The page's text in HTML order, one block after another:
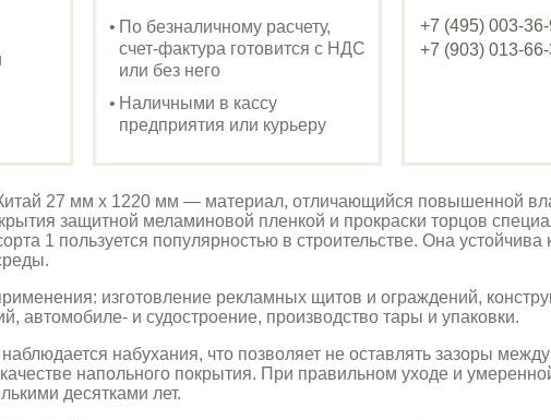
По безналичному расчету,
счет-фактура готовится с НДС
или без него
Наличными в кассу
предприятия или курьеру
+7 (495) 003-
+7 (903) 013-
27 мм х 1220 мм — материал, отличающийся повышенной
защитной меламиновой пленкой и прокраски торцов
1 пользуется популярностью в строительстве. Она устойчива
изготовление рекламных щитов и ограждений,
автомобиле- и судостроение, производство тары и упаковки.
набухания, что позволяет не оставлять зазоры
напольного покрытия. При правильном уходе и
десятками лет.